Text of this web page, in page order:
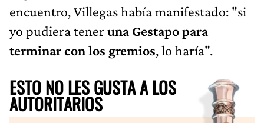
encuentro, Villegas había manifestado: "si
yo pudiera tener una Gestapo para
terminar con los gremios, lo haría".
ESTO NO LES GUSTA A LOS
AUTORITARIOS